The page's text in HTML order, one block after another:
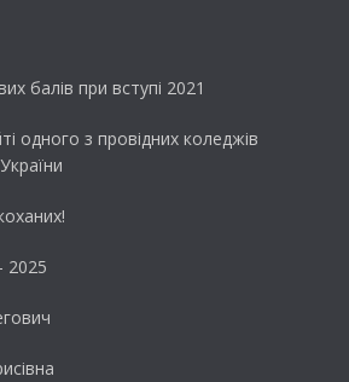
балів при вступі 2021
одного з провідних коледжів
2025